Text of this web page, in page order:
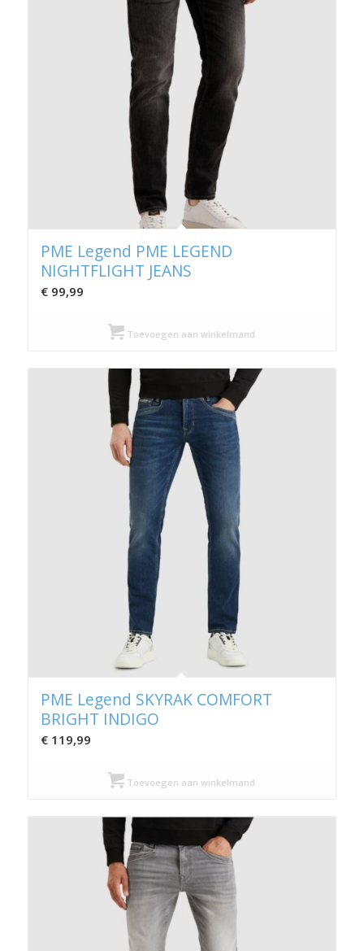
PME Legend PME LEGEND
NIGHTFLIGHT JEANS
€99,99
Toevoegen aan winkelmand
PME Legend SKYRAK COMFORT
BRIGHT INDIGO
€119,99
Toevoegen aan winkelmand